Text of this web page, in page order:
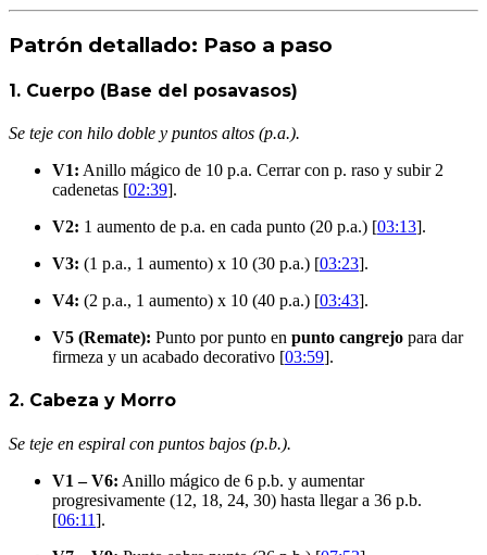
Patrón detallado: Paso a paso
1. Cuerpo (Base del posavasos)
Se teje con hilo doble y puntos altos (p.a.).
V1: Anillo mágico de 10 p.a. Cerrar con p. raso y subir 2
cadenetas [02:39].
V2: 1 aumento de p.a. en cada punto (20 p.a.) [03:13].
V3: (1 p.a., 1 aumento) x 10 (30 p.a.) [03:23].
V4: (2 p.a., 1 aumento) x 10 (40 p.a.) [03:43].
V5 (Remate): Punto por punto en punto cangrejo para dar
firmeza y un acabado decorativo [03:59].
2. Cabeza y Morro
Se teje en espiral con puntos bajos (p.b.).
V1 – V6: Anillo mágico de 6 p.b. y aumentar
progresivamente (12, 18, 24, 30) hasta llegar a 36 p.b.
[06:11].